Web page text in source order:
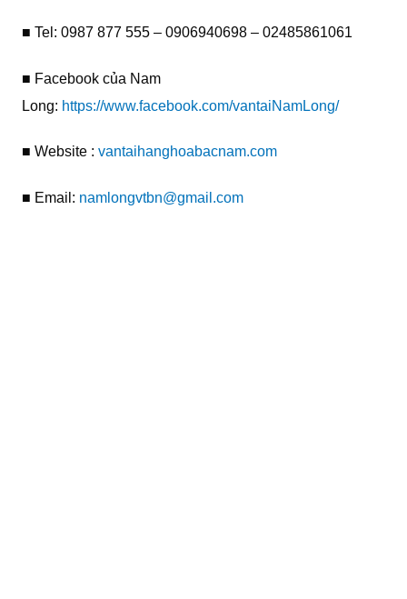
■ Tel: 0987 877 555 – 0906940698 – 02485861061
■ Facebook của Nam
Long: https://www.facebook.com/vantaiNamLong/
■ Website : vantaihanghoabacnam.com
■ Email: namlongvtbn@gmail.com